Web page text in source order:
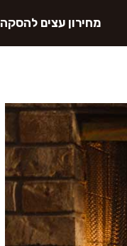
מחירון עצים להסקה